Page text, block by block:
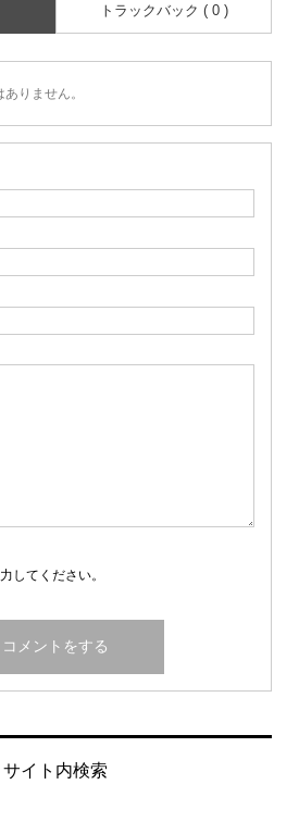
トラックバック ( 0 )
りません。
してください。
サイト内検索